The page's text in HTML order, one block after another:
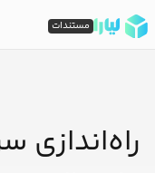
راه‌اندازی
مستندات